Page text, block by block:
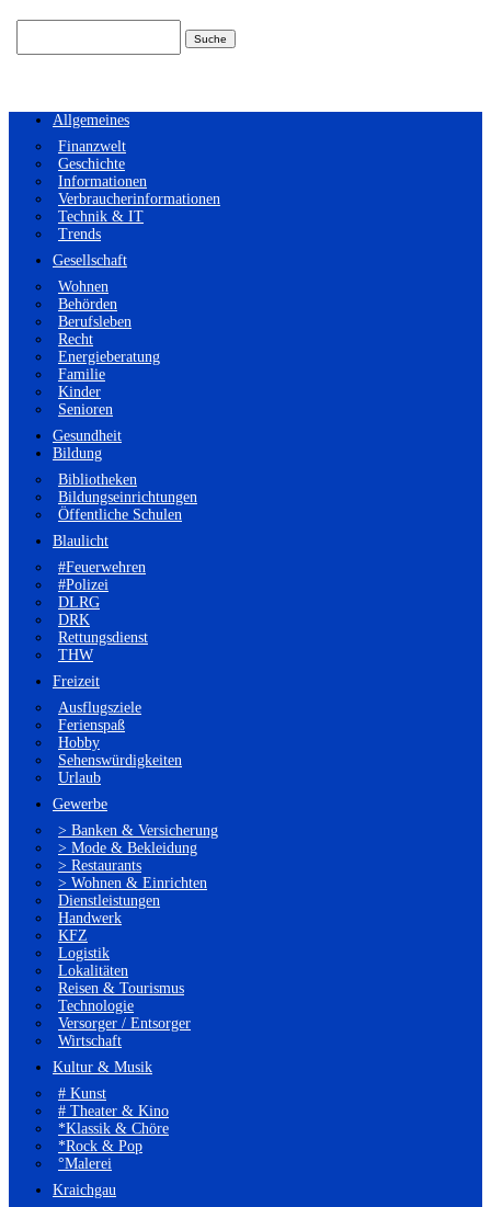
Allgemeines
Finanzwelt
Geschichte
Informationen
Verbraucherinformationen
Technik & IT
Trends
Gesellschaft
Wohnen
Behörden
Berufsleben
Recht
Energieberatung
Familie
Kinder
Senioren
Gesundheit
Bildung
Bibliotheken
Bildungseinrichtungen
Öffentliche Schulen
Blaulicht
#Feuerwehren
#Polizei
DLRG
DRK
Rettungsdienst
THW
Freizeit
Ausflugsziele
Ferienspaß
Hobby
Sehenswürdigkeiten
Urlaub
Gewerbe
> Banken & Versicherung
> Mode & Bekleidung
> Restaurants
> Wohnen & Einrichten
Dienstleistungen
Handwerk
KFZ
Logistik
Lokalitäten
Reisen & Tourismus
Technologie
Versorger / Entsorger
Wirtschaft
Kultur & Musik
# Kunst
# Theater & Kino
*Klassik & Chöre
*Rock & Pop
°Malerei
Kraichgau